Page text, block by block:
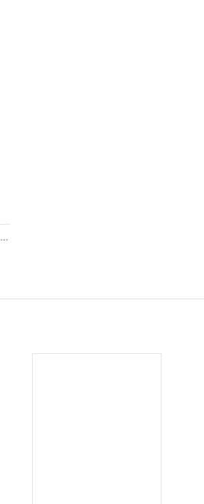
성균관대학교의과대학 삼성서울병원내과